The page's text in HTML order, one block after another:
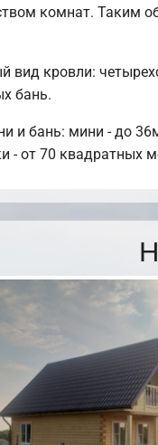
комнат. Таким
вид кровли:
бань.
и бань: мини - до
- от 70 квадратных